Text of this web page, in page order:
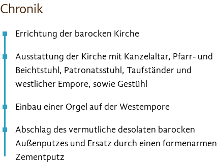
Chronik
Errichtung der barocken Kirche
Ausstattung der Kirche mit Kanzelaltar, Pfarr- und
Beichtstuhl, Patronatsstuhl, Taufständer und
westlicher Empore, sowie Gestühl
Einbau einer Orgel auf der Westempore
Abschlag des vermutliche desolaten barocken
Außenputzes und Ersatz durch einen formenarmen
Zementputz